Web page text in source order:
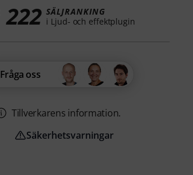
222 SÄLJRANKING
i Ljud- och effektplugin
Fråga oss
Tillverkarens information.
Säkerhetsvarningar